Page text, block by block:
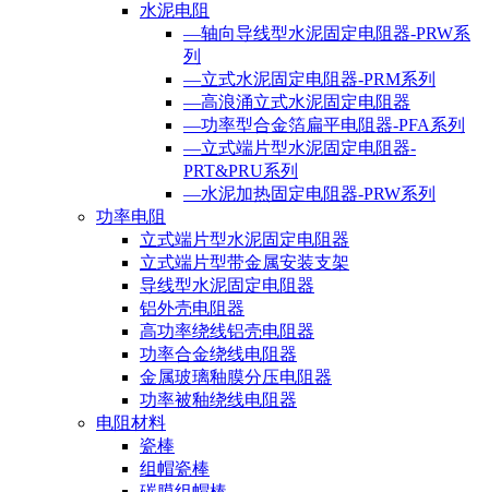
水泥电阻
—轴向导线型水泥固定电阻器-PRW系
列
—立式水泥固定电阻器-PRM系列
—高浪涌立式水泥固定电阻器
—功率型合金箔扁平电阻器-PFA系列
—立式端片型水泥固定电阻器-
PRT&PRU系列
—水泥加热固定电阻器-PRW系列
功率电阻
立式端片型水泥固定电阻器
立式端片型带金属安装支架
导线型水泥固定电阻器
铝外壳电阻器
高功率绕线铝壳电阻器
功率合金绕线电阻器
金属玻璃釉膜分压电阻器
功率被釉绕线电阻器
电阻材料
瓷棒
组帽瓷棒